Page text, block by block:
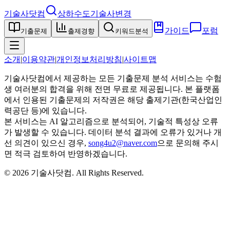
기술사닷컴 상하수도기술사변경
기출문제 출제경향 키워드분석 가이드 포럼
소개 |이용약관|개인정보처리방침|사이트맵
기술사닷컴에서 제공하는 모든 기출문제 분석 서비스는 수험
생 여러분의 합격을 위해 전면 무료로 제공됩니다. 본 플랫폼
에서 인용된 기출문제의 저작권은 해당 출제기관(한국산업인
력공단 등)에 있습니다.
본 서비스는 AI 알고리즘으로 분석되어, 기술적 특성상 오류
가 발생할 수 있습니다. 데이터 분석 결과에 오류가 있거나 개
선 의견이 있으신 경우, song4u2@naver.com으로 문의해 주시
면 적극 검토하여 반영하겠습니다.
© 2026 기술사닷컴. All Rights Reserved.